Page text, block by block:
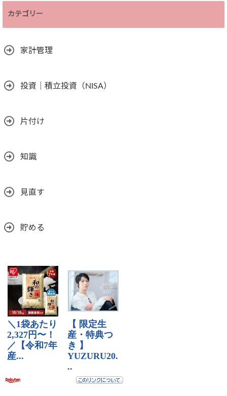
カテゴリー
家計管理
投資｜積立投資（NISA）
片付け
知識
見直す
貯める